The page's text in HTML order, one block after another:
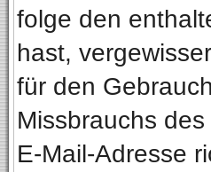
folge den
hast,
für den
Missbrauchs
E-Mail-Adresse